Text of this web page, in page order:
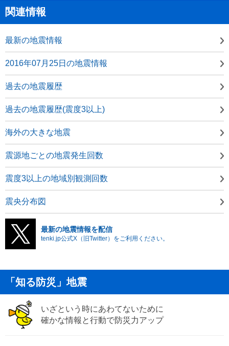
関連情報
最新の地震情報
2016年07月25日の地震情報
過去の地震履歴
過去の地震履歴(震度3以上)
海外の大きな地震
震源地ごとの地震発生回数
震度3以上の地域別観測回数
震央分布図
最新の地震情報を配信
tenki.jp公式X（旧Twitter）をご利用ください。
「知る防災」地震
いざという時にあわてないために
確かな情報と行動で防災力アップ